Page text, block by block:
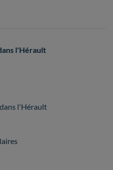
l'Hérault
l'Hérault